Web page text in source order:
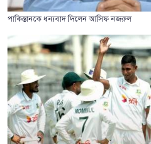
পাকিস্তানকে ধন্যবাদ দিলেন আসিফ নজরুল